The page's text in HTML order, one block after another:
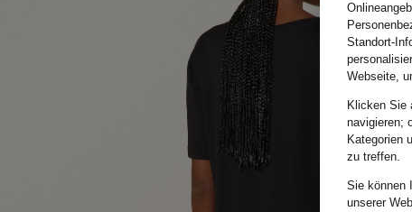
Standort-
Webseite,
Klicken Sie
navigieren;
Kategorien
zu treffen.
Sie können
unserer